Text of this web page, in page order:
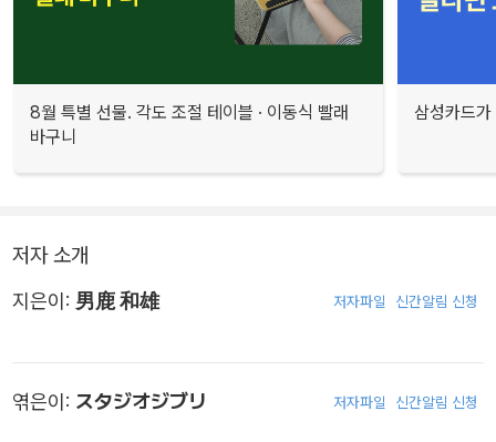
8월 특별 선물. 각도 조절 테이블 · 이동식 빨래
바구니
삼성카드
저자 소개
지은이: 男鹿 和雄 저자파일 신간알림 신청
엮은이: スタジオジブリ 저자파일 신간알림 신청